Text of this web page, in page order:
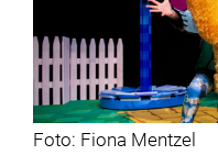
Foto: Fiona Mentzel